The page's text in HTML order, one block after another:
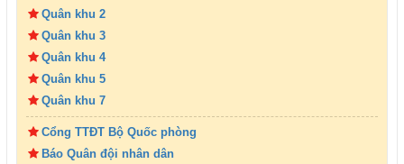
Quân khu 2
Quân khu 3
Quân khu 4
Quân khu 5
Quân khu 7
Cổng TTĐT Bộ Quốc phòng
Báo Quân đội nhân dân